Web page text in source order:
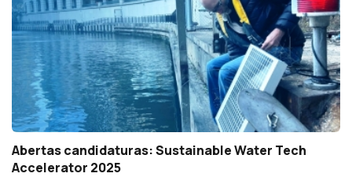
Abertas candidaturas: Sustainable Water Tech
Accelerator 2025